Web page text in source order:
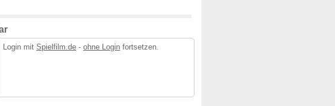
Login mit Spielfilm.de - ohne Login fortsetzen.